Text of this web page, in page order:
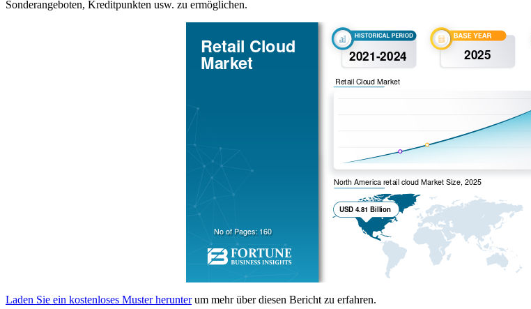
Sonderangeboten, Kreditpunkten usw. zu ermöglichen.
Laden Sie ein kostenloses Muster herunterum mehr über diesen Bericht zu erfahren.